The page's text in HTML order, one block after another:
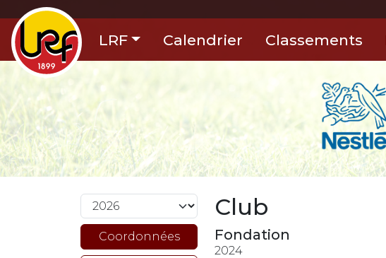
LRF Calendrier Classements
Coordonnées
Club
Fondation
2024